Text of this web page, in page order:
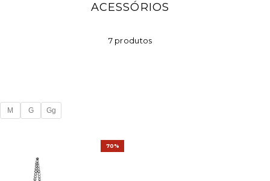
ACESSÓRIOS
7 produtos
M G Gg
70%